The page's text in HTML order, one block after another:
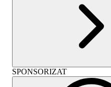
SPONSORIZAT